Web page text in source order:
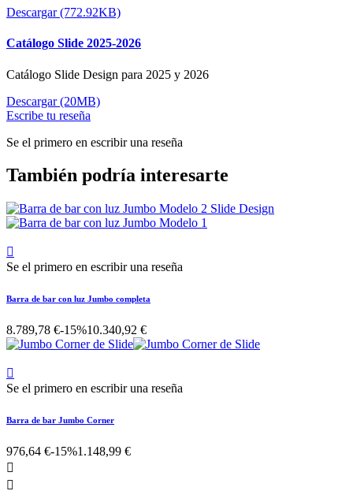
Descargar (772.92KB)
Catálogo Slide 2025-2026
Catálogo Slide Design para 2025 y 2026
Descargar (20MB)
Escribe tu reseña
Se el primero en escribir una reseña
También podría interesarte

Se el primero en escribir una reseña
Barra de bar con luz Jumbo completa
8.789,78 €-15%10.340,92 €

Se el primero en escribir una reseña
Barra de bar Jumbo Corner
976,64 €-15%1.148,99 €

